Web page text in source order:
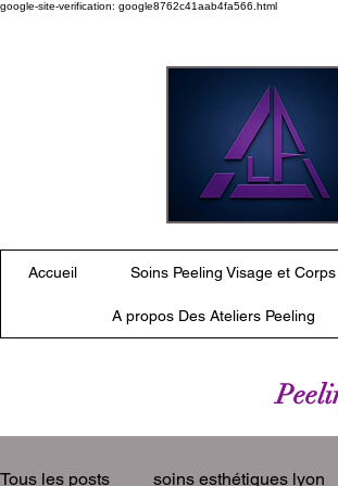
google-site-verification: google8762c41aab4fa566.html
Accueil Soins Peeling Visage et Corps
A propos Des Ateliers Peeling
Tous les posts soins esthétiques lyon